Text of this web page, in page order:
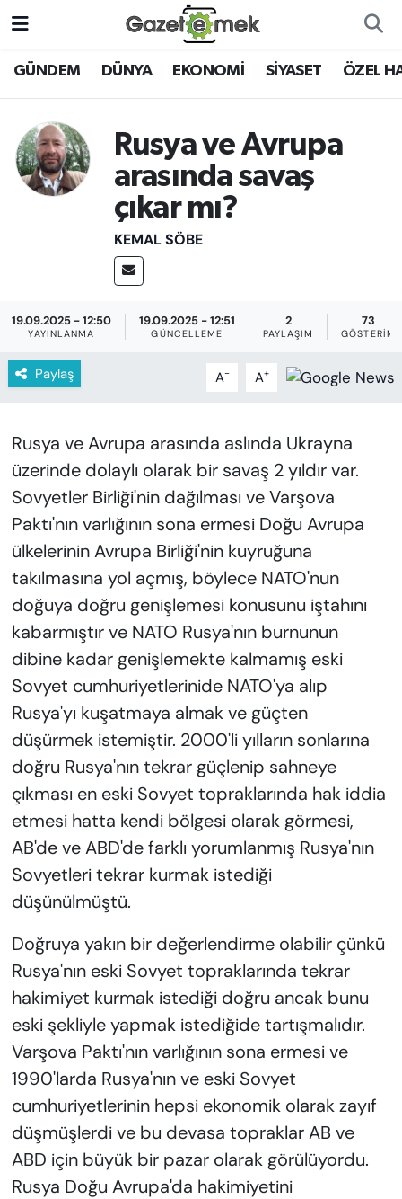
GÜNDEM DÜNYA EKONOMİ SİYASET ÖZEL
Rusya ve Avrupa
arasında savaş
çıkar mı?
KEMAL SÖBE
19.09.2025 - 12:50
YAYINLANMA
19.09.2025 - 12:51
GÜNCELLEME
2
PAYLAŞIM
73
GÖSTERIM
Paylaş A- A+
Rusya ve Avrupa arasında aslında Ukrayna
üzerinde dolaylı olarak bir savaş 2 yıldır var.
Sovyetler Birliği'nin dağılması ve Varşova
Paktı'nın varlığının sona ermesi Doğu Avrupa
ülkelerinin Avrupa Birliği'nin kuyruğuna
takılmasına yol açmış, böylece NATO'nun
doğuya doğru genişlemesi konusunu iştahını
kabarmıştır ve NATO Rusya'nın burnunun
dibine kadar genişlemekte kalmamış eski
Sovyet cumhuriyetlerinide NATO'ya alıp
Rusya'yı kuşatmaya almak ve güçten
düşürmek istemiştir. 2000'li yılların sonlarına
doğru Rusya'nın tekrar güçlenip sahneye
çıkması en eski Sovyet topraklarında hak iddia
etmesi hatta kendi bölgesi olarak görmesi,
AB'de ve ABD'de farklı yorumlanmış Rusya'nın
Sovyetleri tekrar kurmak istediği
düşünülmüştü.
Doğruya yakın bir değerlendirme olabilir çünkü
Rusya'nın eski Sovyet topraklarında tekrar
hakimiyet kurmak istediği doğru ancak bunu
eski şekliyle yapmak istediğide tartışmalıdır.
Varşova Paktı'nın varlığının sona ermesi ve
1990'larda Rusya'nın ve eski Sovyet
cumhuriyetlerinin hepsi ekonomik olarak zayıf
düşmüşlerdi ve bu devasa topraklar AB ve
ABD için büyük bir pazar olarak görülüyordu.
Rusya Doğu Avrupa'da hakimiyetini
DÜNYA
EMEK HABERLERİ
YENİ MEDYADA EMEK
GAZETECİLİĞİNİ GELİŞTİRMEK
FAYDALI BİLGİLER
GÜNDEM
EĞİTİM
SAĞLIK
SPOR
KÜLTÜR-SANAT
MAGAZİN
ÖZEL HABER
YAZAR KÖŞESİ
SİYASET
VAN VE DİYARBAKIR HABERLERİ
Nöbetçi Eczaneler
İstanbul Namaz Vakitleri
Trafik Durumu
Süper Lig Puan Durumu ve Fikstür
Son Dakika Haberleri
Haber Arşivi